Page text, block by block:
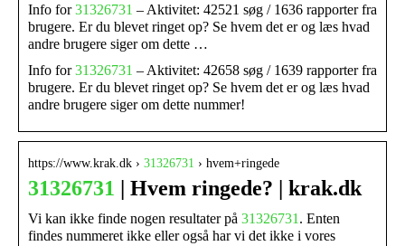
Info for31326731 – Aktivitet: 42521 søg / 1636 rapporter fra
brugere. Er du blevet ringet op? Se hvem det er og læs hvad
andre brugere siger om dette …
Info for31326731 – Aktivitet: 42658 søg / 1639 rapporter fra
brugere. Er du blevet ringet op? Se hvem det er og læs hvad
andre brugere siger om dette nummer!
https://www.krak.dk › 31326731 › hvem+ringede
31326731 | Hvem ringede? | krak.dk
Vi kan ikke finde nogen resultater på 31326731 . Enten
findes nummeret ikke eller også har vi det ikke i vores